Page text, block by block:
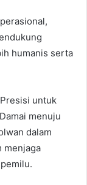
humanis serta
untuk
menuju
dalam
menjaga